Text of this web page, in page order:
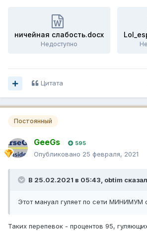
ничейная слабость.docx
Недоступно
Цитата
Постоянный
GeeGs 595
Опубликовано 25 февраля, 2021
В 25.02.2021 в 05:43, obtim
Этот мануал гуляет по сети МИНИМУМ
Таких перепевок - процентов 95,